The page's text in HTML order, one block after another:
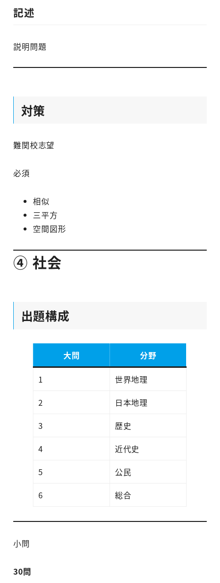
記述
説明問題
対策
難関校志望
必須
相似
三平方
空間図形
④ 社会
出題構成
大問 分野
1
世界地理
2
日本地理
3
歴史
4
近代史
5
公民
6
総合
小問
30問